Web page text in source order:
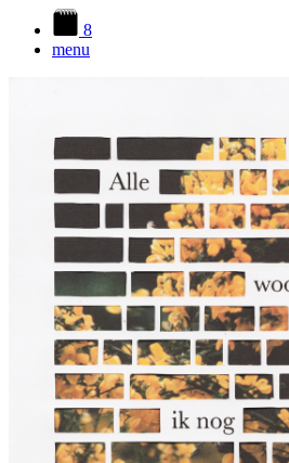
8
menu